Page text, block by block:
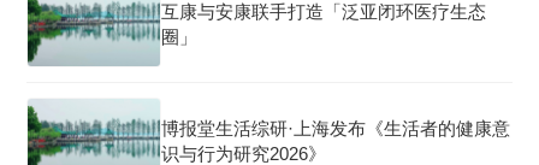
互康与安康联手打造「泛亚闭环医疗生态
圈」
博报堂生活综研·上海发布《生活者的健康意
识与行为研究2026》